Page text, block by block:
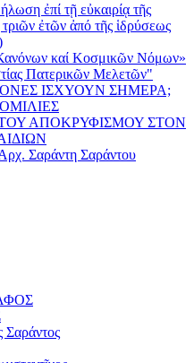
ἐπί τῇ εὐκαιρίᾳ τῆς
ἐτῶν ἀπό τῆς ἱδρύσεως
καί Κοσμικῶν Νόμων»
Πατερικῶν Μελετῶν"
ΙΣΧΥΟΥΝ ΣΗΜΕΡΑ;
ΤΟΥ ΑΠΟΚΡΥΦΙΣΜΟΥ ΣΤΟΝ
Σαράντη Σαράντου
Σαράντος